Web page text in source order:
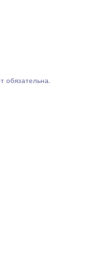
обязательна.